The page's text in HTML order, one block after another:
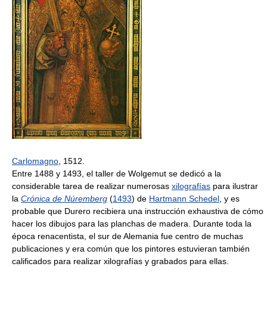
Carlomagno , 1512.
Entre 1488 y 1493, el taller de Wolgemut se dedicó a la
considerable tarea de realizar numerosas xilografías para ilustrar
la Crónica de Núremberg (1493) de Hartmann Schedel , y es
probable que Durero recibiera una instrucción exhaustiva de cómo
hacer los dibujos para las planchas de madera. Durante toda la
época renacentista, el sur de Alemania fue centro de muchas
publicaciones y era común que los pintores estuvieran también
calificados para realizar xilografías y grabados para ellas.